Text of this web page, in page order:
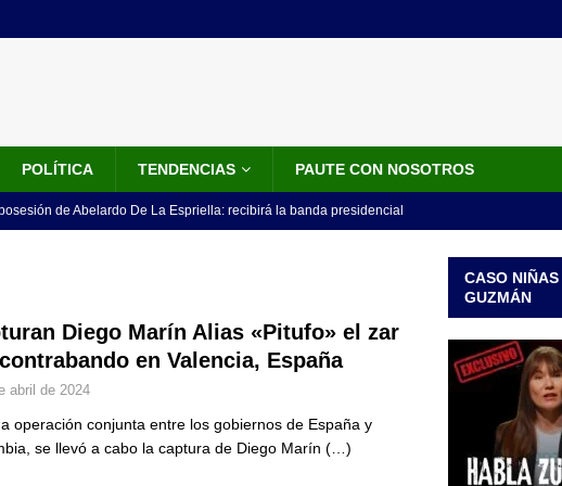
POLÍTICA TENDENCIAS PAUTE CON NOSOTROS
de Abelardo De La Espriella: recibirá la banda presidencial
no asistirá a la posesión de Abelardo de la Espriella y llama a
LO ÚLTIMO
de la banda presidencial que portará Abelardo De La
de un sastre colombiano reconocido en el mundo
Diego Marín Alias «Pitufo» el zar
en Valencia, España
abril de 2024
operación conjunta entre los gobiernos de España y
se llevó a cabo la captura de Diego Marín (…)
CASO
GUZMÁN